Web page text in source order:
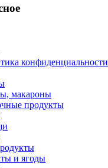
конфиденциальности
макароны
продукты
и ягоды